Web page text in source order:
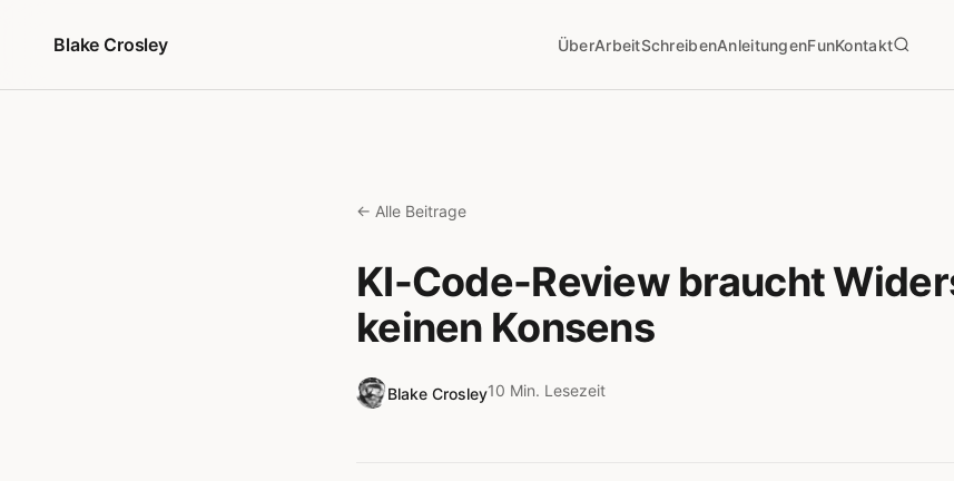
Blake Crosley
ÜberArbeitSchreibenAnleitungenFunKontakt
← Alle Beitrage
KI-Code-Review braucht
keinen Konsens
Blake Crosley10 Min. Lesezeit